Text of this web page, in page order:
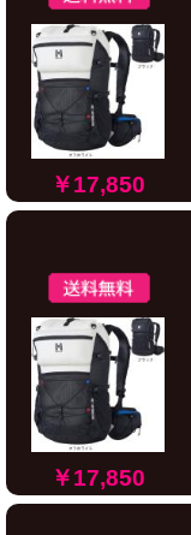
￥17,850
￥17,850